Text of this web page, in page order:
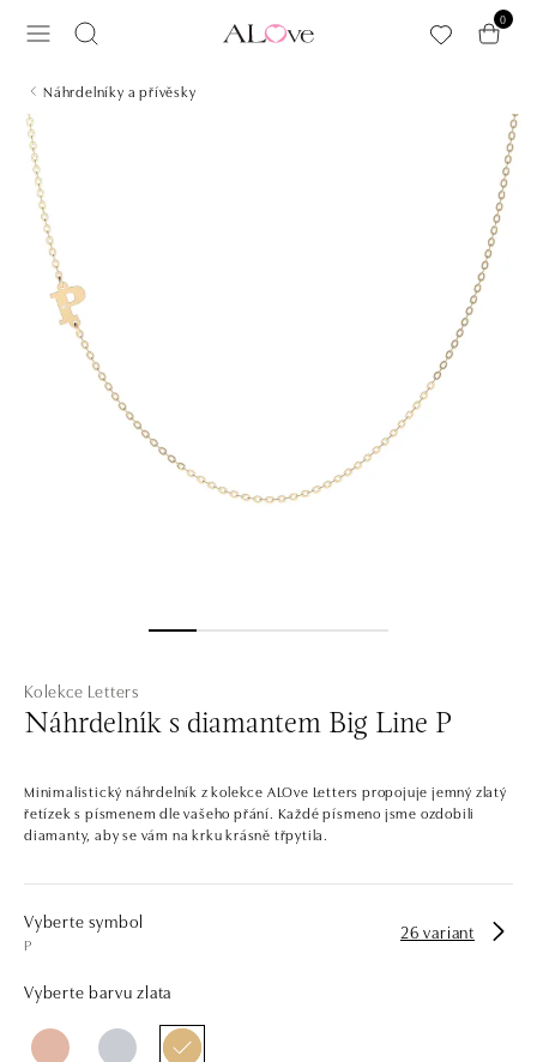
0
Náhrdelníky a přívěsky
Kolekce Letters
Náhrdelník s diamantem Big Line P
Minimalistický náhrdelník z kolekce ALOve Letters propojuje jemný zlatý
řetízek s písmenem dle vašeho přání. Každé písmeno jsme ozdobili
diamanty, aby se vám na krku krásně třpytila.
Vyberte symbol
P
26 variant
Vyberte barvu zlata